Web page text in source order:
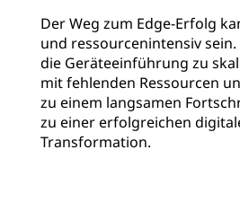
Der Weg zum Edge-Erfolg
und ressourcenintensiv
die Geräteeinführung zu
mit fehlenden Ressourcen
zu einem langsamen
zu einer erfolgreichen
Transformation.